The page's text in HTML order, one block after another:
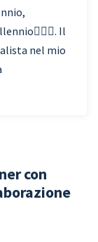
Il
nel mio
con